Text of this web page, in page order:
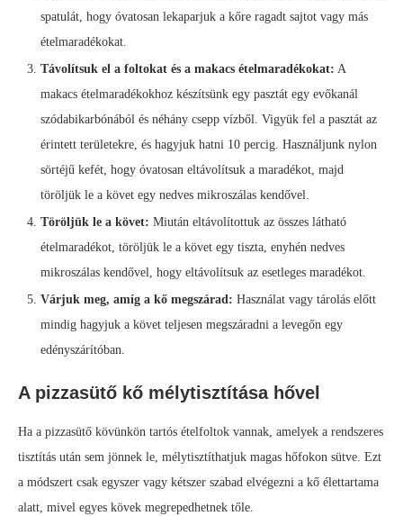
spatulát, hogy óvatosan lekaparjuk a kőre ragadt sajtot vagy más
ételmaradékokat.
Távolítsuk el a foltokat és a makacs ételmaradékokat: A
makacs ételmaradékokhoz készítsünk egy pasztát egy evőkanál
szódabikarbónából és néhány csepp vízből. Vigyük fel a pasztát az
érintett területekre, és hagyjuk hatni 10 percig. Használjunk nylon
sörtéjű kefét, hogy óvatosan eltávolítsuk a maradékot, majd
töröljük le a követ egy nedves mikroszálas kendővel.
Töröljük le a követ: Miután eltávolítottuk az összes látható
ételmaradékot, töröljük le a követ egy tiszta, enyhén nedves
mikroszálas kendővel, hogy eltávolítsuk az esetleges maradékot.
Várjuk meg, amíg a kő megszárad: Használat vagy tárolás előtt
mindig hagyjuk a követ teljesen megszáradni a levegőn egy
edényszárítóban.
A pizzasütő kő mélytisztítása hővel
Ha a pizzasütő kövünkön tartós ételfoltok vannak, amelyek a rendszeres
tisztítás után sem jönnek le, mélytisztíthatjuk magas hőfokon sütve. Ezt
a módszert csak egyszer vagy kétszer szabad elvégezni a kő élettartama
alatt, mivel egyes kövek megrepedhetnek tőle.